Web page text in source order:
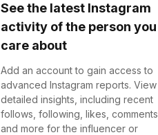
See the latest Instagram
activity of the person you
care about
Add an account to gain access to
advanced Instagram reports. View
detailed insights, including recent
follows, following, likes, comments,
and more for the influencer or